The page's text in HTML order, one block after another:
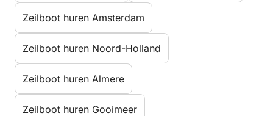
Zeilboot huren Amsterdam
Zeilboot huren Noord-Holland
Zeilboot huren Almere
Zeilboot huren Gooimeer